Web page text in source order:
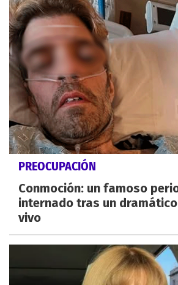
PREOCUPACIÓN
Conmoción: un famoso
internado tras un
vivo